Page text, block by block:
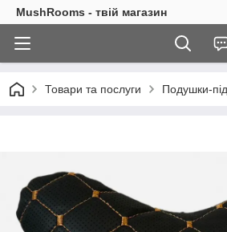
MushRooms - твій магазин
Товари та послуги Подушки-